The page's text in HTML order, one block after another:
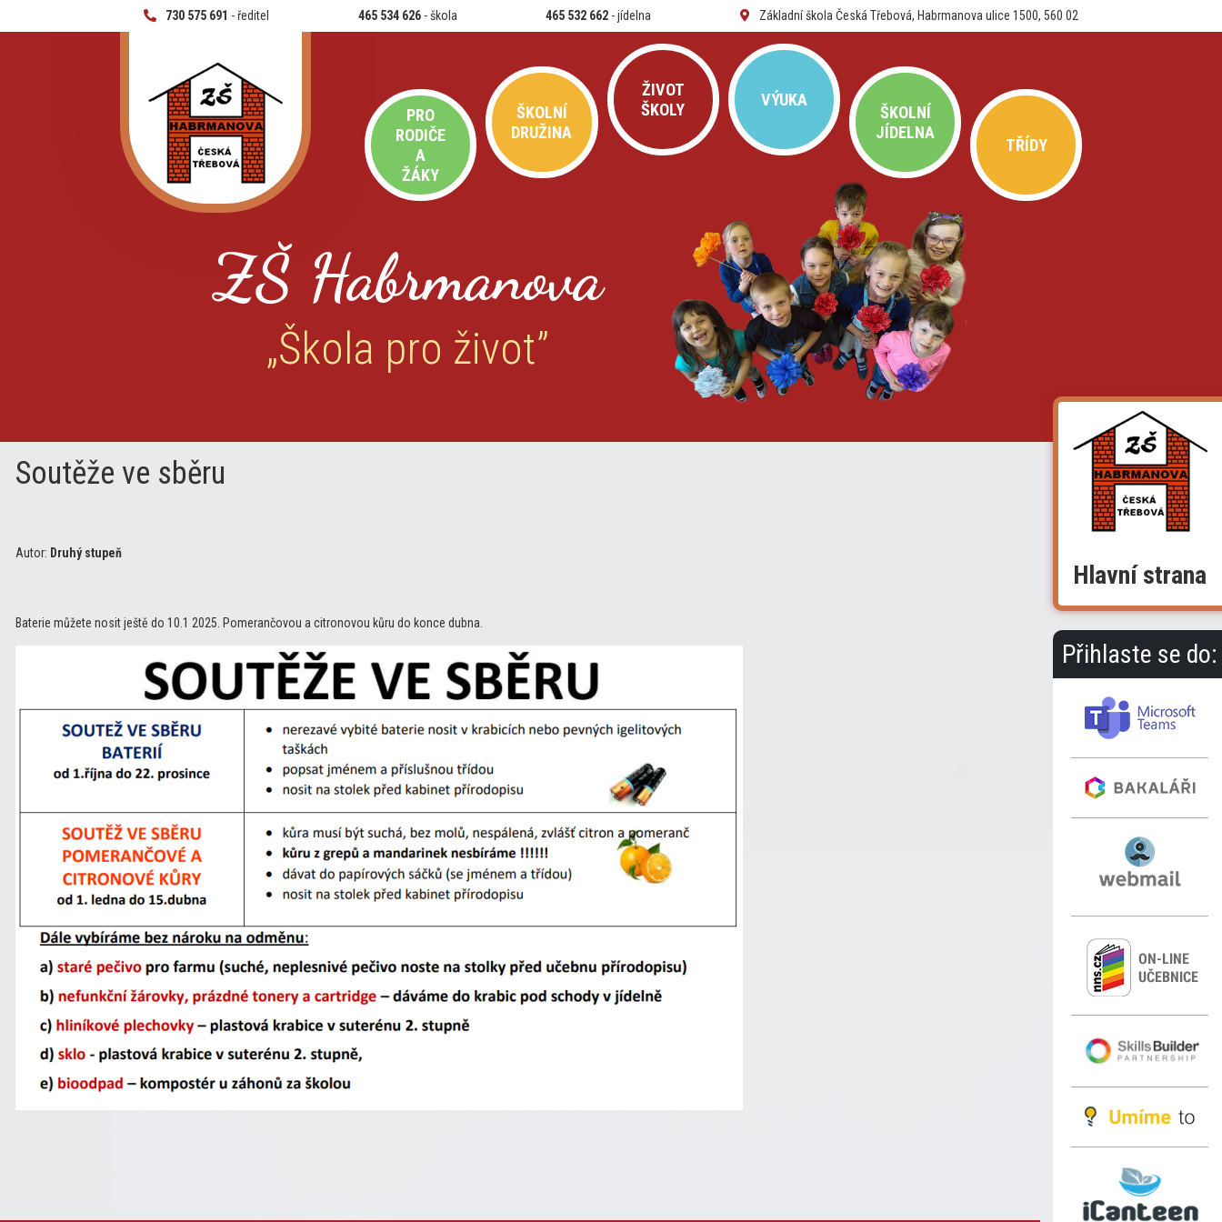
730 575 691 - ředitel 465 534 626- škola 465 532 662 - jídelna Základní škola Česká Třebová, Habrmanova ulice 1500, 560 02
PRO
RODIČE
A
ŽÁKY
ŠKOLNÍ
DRUŽINA
ŽIVOT
ŠKOLY
VÝUKA
ŠKOLNÍ
JÍDELNA
TŘÍDY
ZŠ Habrmanova
„Škola pro život”
Hlavní strana
Přihlaste se do:
Soutěže ve sběru
Autor: Druhý stupeň
Baterie můžete nosit ještě do 10.1 2025. Pomerančovou a citronovou kůru do konce dubna.